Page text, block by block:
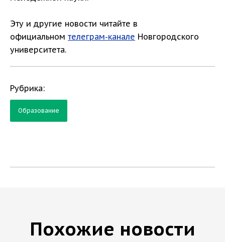
Эту и другие новости читайте в
официальном телеграм-канале Новгородского
университета.
Рубрика:
Образование
Похожие новости